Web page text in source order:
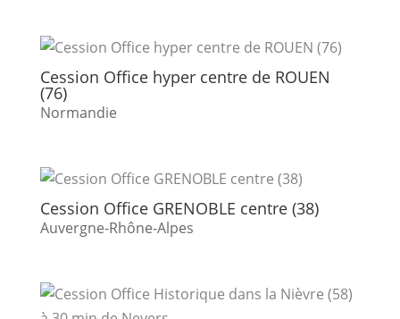
Cession Office hyper centre de ROUEN
(76)
Normandie
Cession Office GRENOBLE centre (38)
Auvergne-Rhône-Alpes